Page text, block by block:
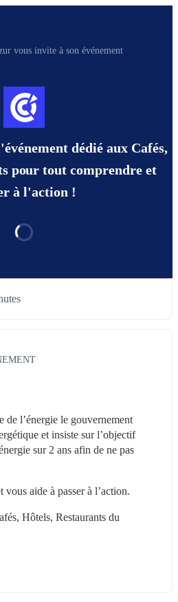
vous invite à son événement
dédié aux Cafés,
pour tout comprendre et
à l'action !
de l’énergie le gouvernement
et insiste sur l’objectif
sur 2 ans afin de ne pas
aide à passer à l’action.
Hôtels, Restaurants du